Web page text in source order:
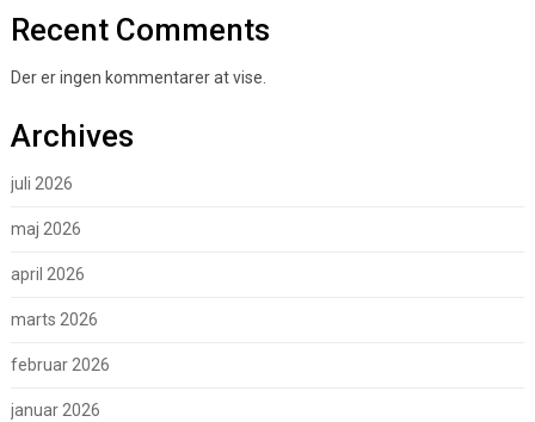
Recent Comments
Der er ingen kommentarer at vise.
Archives
juli 2026
maj 2026
april 2026
marts 2026
februar 2026
januar 2026